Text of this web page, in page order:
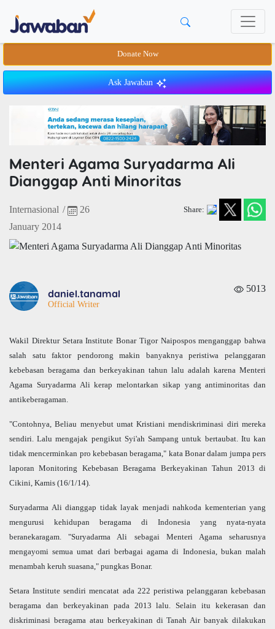
Donate Now
Ask Jawaban
Menteri Agama Suryadarma Ali
Dianggap Anti Minoritas
Internasional /
26
January 2014
Share:
daniel.tanamal
Official Writer
5013
Wakil Direktur Setara Institute Bonar Tigor Naipospos menganggap bahwa
salah satu faktor pendorong makin banyaknya peristiwa pelanggaran
kebebasan beragama dan berkeyakinan tahun lalu adalah karena Menteri
Agama Suryadarma Ali kerap melontarkan sikap yang antiminoritas dan
antikeberagaman.
"Contohnya, Beliau menyebut umat Kristiani mendiskriminasi diri mereka
sendiri. Lalu mengajak pengikut Syi'ah Sampang untuk bertaubat. Itu kan
tidak mencerminkan pro kebebasan beragama," kata Bonar dalam jumpa pers
laporan Monitoring Kebebasan Beragama Berkeyakinan Tahun 2013 di
Cikini, Kamis (16/1/14).
Suryadarma Ali dianggap tidak layak menjadi nahkoda kementerian yang
mengurusi kehidupan beragama di Indonesia yang nyata-nyata
beranekaragam. "Suryadarma Ali sebagai Menteri Agama seharusnya
mengayomi semua umat dari berbagai agama di Indonesia, bukan malah
menambah keruh suasana," pungkas Bonar.
Setara Institute sendiri mencatat ada 222 peristiwa pelanggaran kebebasan
beragama dan berkeyakinan pada 2013 lalu. Selain itu kekerasan dan
diskriminasi beragama atau berkeyakinan di Tanah Air banyak dilakukan